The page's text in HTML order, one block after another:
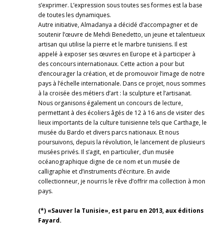
s’exprimer. L’expression sous toutes ses formes est la base
de toutes les dynamiques.
Autre initiative, Almadanya a décidé d’accompagner et de
soutenir l’œuvre de Mehdi Benedetto, un jeune et talentueux
artisan qui utilise la pierre et le marbre tunisiens. Il est
appelé à exposer ses œuvres en Europe et à participer à
des concours internationaux. Cette action a pour but
d’encourager la création, et de promouvoir l’image de notre
pays à l’échelle internationale. Dans ce projet, nous sommes
à la croisée des métiers d’art : la sculpture et l’artisanat.
Nous organisons également un concours de lecture,
permettant à des écoliers âgés de 12 à 16 ans de visiter des
lieux importants de la culture tunisienne tels que Carthage, le
musée du Bardo et divers parcs nationaux. Et nous
poursuivons, depuis la révolution, le lancement de plusieurs
musées privés. Il s’agit, en particulier, d’un musée
océanographique digne de ce nom et un musée de
calligraphie et d’instruments d’écriture. En avide
collectionneur, je nourris le rêve d’offrir ma collection à mon
pays.
(*) «Sauver la Tunisie», est paru en 2013, aux éditions
Fayard.